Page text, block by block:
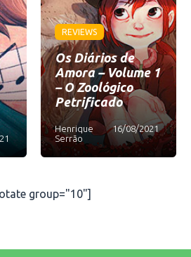
REVIEWS
Os Diários de
Amora – Volume 1
– O Zoológico
Petrificado
Henrique
Serrão
16/08/2021
group="10"]